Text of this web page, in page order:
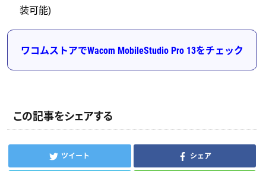
装可能)
ワコムストアでWacom MobileStudio Pro 13をチェック
この記事をシェアする
ツイート シェア